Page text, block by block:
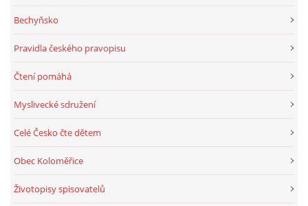
Bechyňsko
Pravidla českého pravopisu
Čtení pomáhá
Myslivecké sdružení
Celé Česko čte dětem
Obec Koloměřice
Životopisy spisovatelů